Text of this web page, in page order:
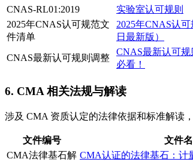
CNAS-RL01:2019
实验室认可规则
2025年CNAS认可规范文
件清单
2025年CNAS认
日最新版）
CNAS最新认可规则调整
CNAS最新认可规
必看！
6. CMA 相关法规与解读
涉及 CMA 资质认定的法律依据和标准解读
文件编号 文件
CMA法律基石解 CMA认证的法律基石：计